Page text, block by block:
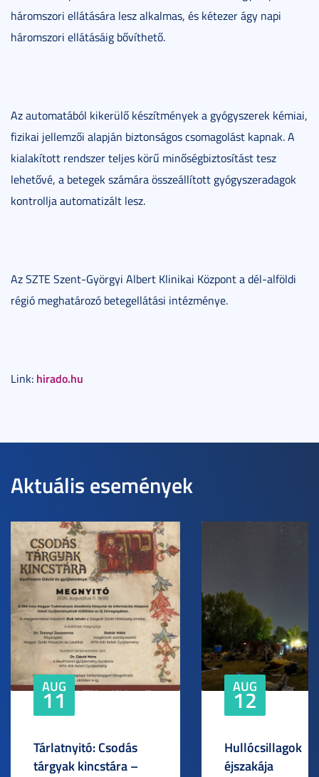
háromszori ellátására lesz alkalmas, és kétezer ágy napi
háromszori ellátásáig bővíthető.
Az automatából kikerülő készítmények a gyógyszerek kémiai,
fizikai jellemzői alapján biztonságos csomagolást kapnak. A
kialakított rendszer teljes körű minőségbiztosítást tesz
lehetővé, a betegek számára összeállított gyógyszeradagok
kontrollja automatizált lesz.
Az SZTE Szent-Györgyi Albert Klinikai Központ a dél-alföldi
régió meghatározó betegellátási intézménye.
Link: hirado.hu
Aktuális események
AUG
11
Tárlatnyitó: Csodás
tárgyak kincstára –
AUG
12
Hullócsillagok
éjszakája